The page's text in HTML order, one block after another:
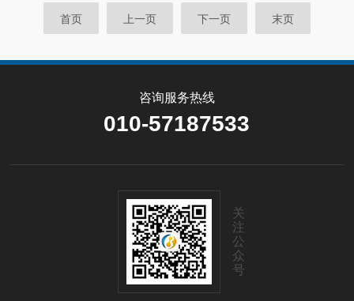
首页 上一页 下一页 末页
咨询服务热线
010-57187533
关
注
公
众
号